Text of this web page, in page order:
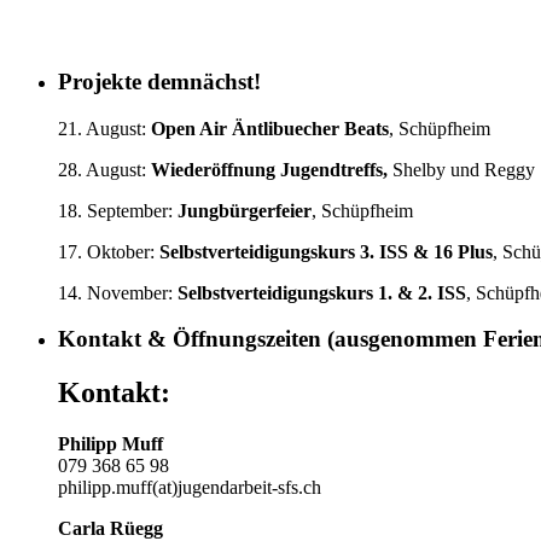
Projekte demnächst!
21. August: Open Air Äntlibuecher Beats, Schüpfheim
28. August: Wiederöffnung Jugendtreffs, Shelby und Reggy
18. September: Jungbürgerfeier, Schüpfheim
17. Oktober: Selbstverteidigungskurs 3. ISS & 16 Plus,
14. November: Selbstverteidigungskurs 1. & 2. ISS,
Kontakt & Öffnungszeiten (ausgenommen
Kontakt:
Philipp Muff
079 368 65 98
philipp.muff(at)jugendarbeit-sfs.ch
Carla Rüegg